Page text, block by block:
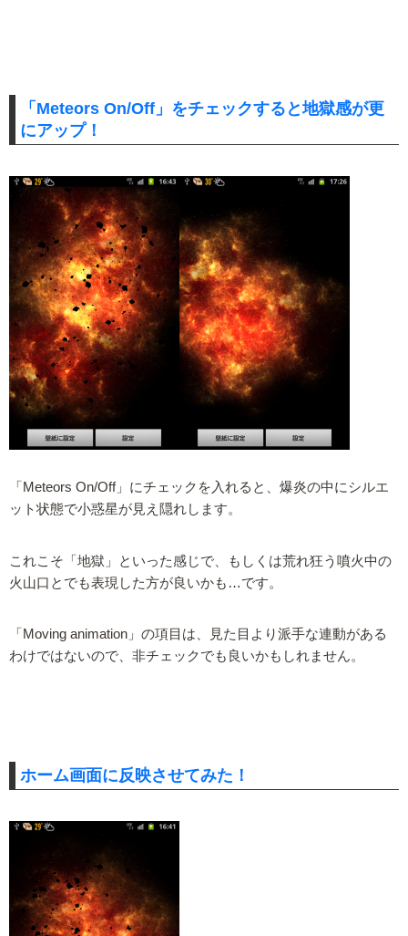
「Meteors On/Off」をチェックすると地獄感が更
にアップ！
「Meteors On/Off」にチェックを入れると、爆炎の中にシルエ
ット状態で小惑星が見え隠れします。
これこそ「地獄」といった感じで、もしくは荒れ狂う噴火中の
火山口とでも表現した方が良いかも…です。
「Moving animation」の項目は、見た目より派手な連動がある
わけではないので、非チェックでも良いかもしれません。
ホーム画面に反映させてみた！